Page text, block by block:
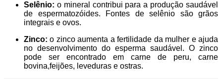
Selênio: o mineral contribui para a produção saudável
de espermatozóides. Fontes de selênio são grãos
integrais e ovos.
Zinco: o zinco aumenta a fertilidade da mulher e ajuda
no desenvolvimento do esperma saudável. O zinco
pode ser encontrado em carne de peru, carne
bovina,feijões, leveduras e ostras.